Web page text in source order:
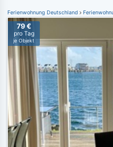
Ferienwohnung Deutschland
79 €
pro Tag
je Objekt